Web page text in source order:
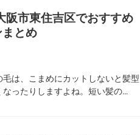
阪市東住吉区でおすすめ
とめ
は、こまめにカットしないと髪型
ったりしますよね。短い髪の…